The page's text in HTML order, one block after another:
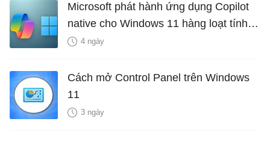
Microsoft phát hành ứng dụng Copilot
native cho Windows 11 hàng loạt tính
năng mới Hữu Ích
4 ngày
Cách mở Control Panel trên Windows
11
3 ngày